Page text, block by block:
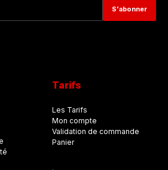
Tarifs
Les Tarifs
Mon compte
Validation de commande
Panier
.